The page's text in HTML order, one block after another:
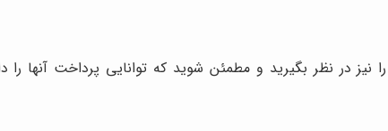
نیز در نظر بگیرید و مطمئن شوید که توانایی پرداخت آنها را